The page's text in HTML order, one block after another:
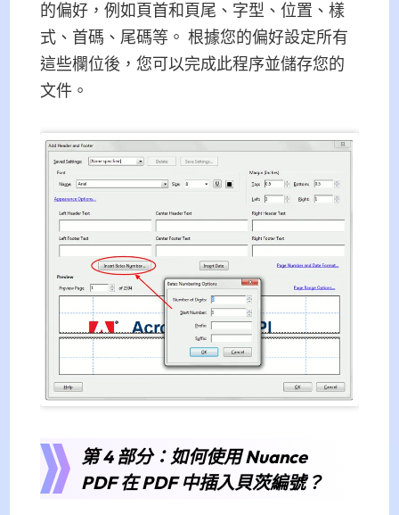
的偏好，例如頁首和頁尾、字型、位置、樣
式、首碼、尾碼等。 根據您的偏好設定所有
這些欄位後，您可以完成此程序並儲存您的
文件。
第 4 部分：如何使用 Nuance
PDF 在 PDF 中插入貝茨編號？